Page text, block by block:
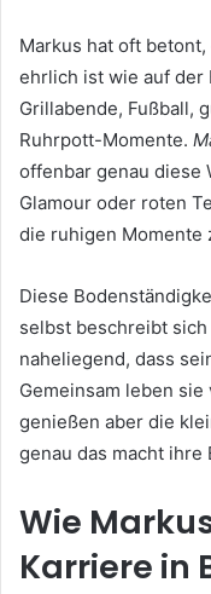
Markus hat oft
ehrlich ist wie auf der
Grillabende, Fußball,
Ruhrpott-Momente.
offenbar genau diese
Glamour oder roten
die ruhigen Momente
Diese
selbst beschreibt sich
naheliegend, dass
Gemeinsam leben
genießen aber die
genau das macht
Wie
Karriere in